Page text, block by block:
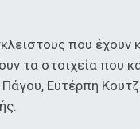
που έχουν
τα στοιχεία που
Πάγου, Ευτέρπη